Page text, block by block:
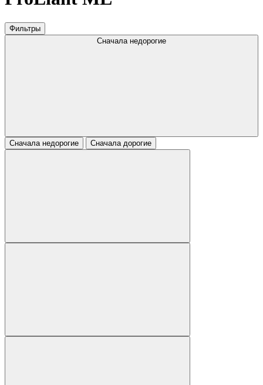
Фильтры
Сначала недорогие
Сначала недорогие Сначала дорогие